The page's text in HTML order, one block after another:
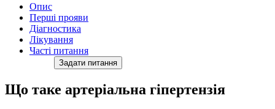
Опис
Перші прояви
Діагностика
Лікування
Часті питання
Задати питання
Що таке артеріальна гіпертензія